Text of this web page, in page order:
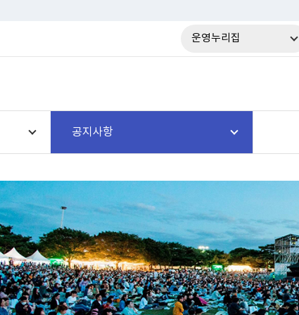
운영누리집
공지사항